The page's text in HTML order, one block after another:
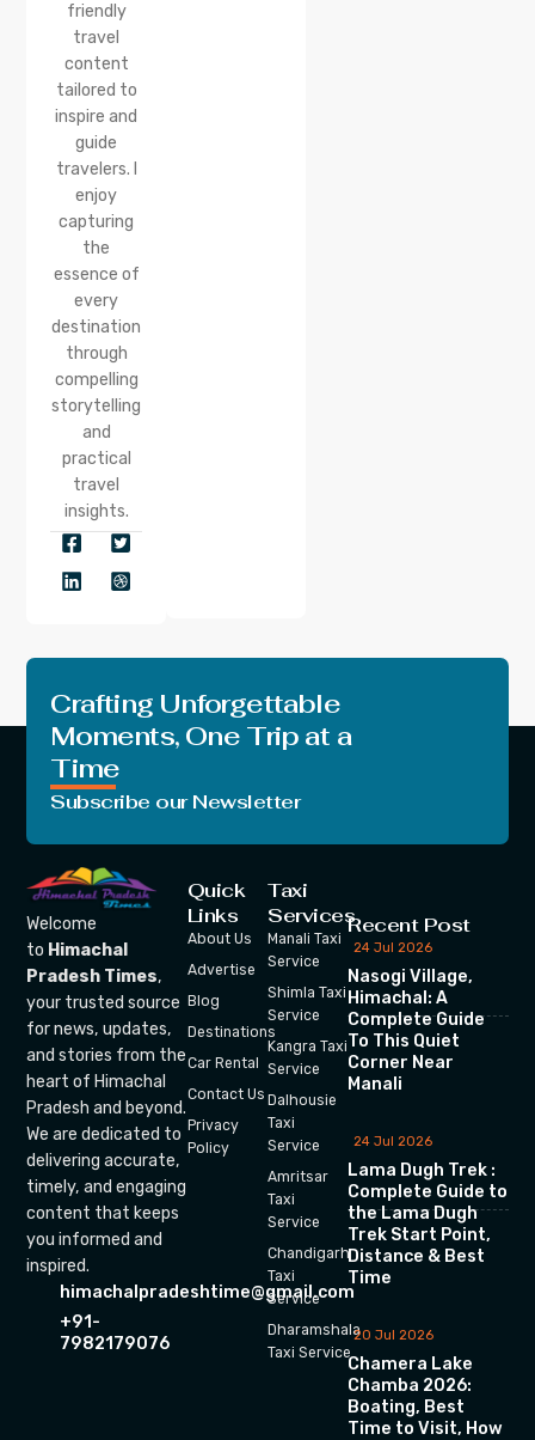
friendly
travel
content
tailored to
inspire and
guide
travelers. I
enjoy
capturing
the
essence of
every
destination
through
compelling
storytelling
and
practical
travel
insights.
Crafting Unforgettable
Moments, One Trip at a
Time
Subscribe our Newsletter
Welcome
to Himachal
Pradesh Times,
your trusted source
for news, updates,
and stories from the
heart of Himachal
Pradesh and beyond.
We are dedicated to
delivering accurate,
timely, and engaging
content that keeps
you informed and
inspired.
himachalpradeshtime@gmail.com
+91-
7982179076
Quick
Links
About Us
Advertise
Blog
Destinations
Car Rental
Contact Us
Privacy
Policy
Taxi
Services
Manali Taxi
Service
Shimla Taxi
Service
Kangra Taxi
Service
Dalhousie
Taxi
Service
Amritsar
Taxi
Service
Chandigarh
Taxi
Service
Dharamshala
Taxi Service
Recent Post
24 Jul 2026
Nasogi Village,
Himachal: A
Complete Guide
To This Quiet
Corner Near
Manali
24 Jul 2026
Lama Dugh Trek :
Complete Guide to
the Lama Dugh
Trek Start Point,
Distance & Best
Time
20 Jul 2026
Chamera Lake
Chamba 2026:
Boating, Best
Time to Visit, How